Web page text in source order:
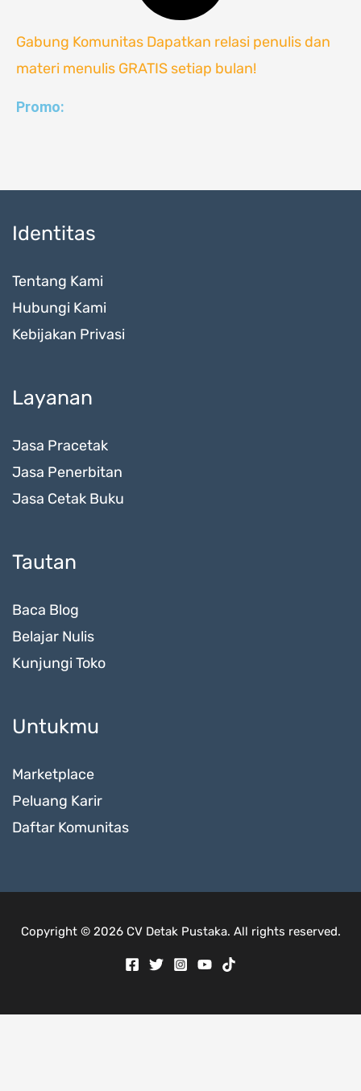
Gabung Komunitas Dapatkan relasi penulis dan
materi menulis GRATIS setiap bulan!
Promo:
Identitas
Tentang Kami
Hubungi Kami
Kebijakan Privasi
Layanan
Jasa Pracetak
Jasa Penerbitan
Jasa Cetak Buku
Tautan
Baca Blog
Belajar Nulis
Kunjungi Toko
Untukmu
Marketplace
Peluang Karir
Daftar Komunitas
Copyright © 2026 CV Detak Pustaka. All rights reserved.